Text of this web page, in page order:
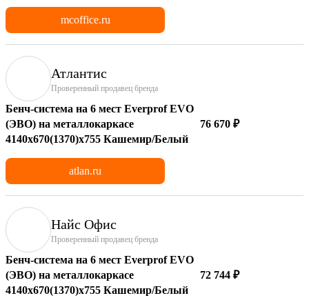
mcoffice.ru
Атлантис
Проверенный продавец бренда
Бенч-система на 6 мест Everprof EVO
(ЭВО) на металлокаркасе
4140х670(1370)x755 Кашемир/Белый
76 670 ₽
atlan.ru
Найс Офис
Проверенный продавец бренда
Бенч-система на 6 мест Everprof EVO
(ЭВО) на металлокаркасе
4140х670(1370)x755 Кашемир/Белый
72 744 ₽